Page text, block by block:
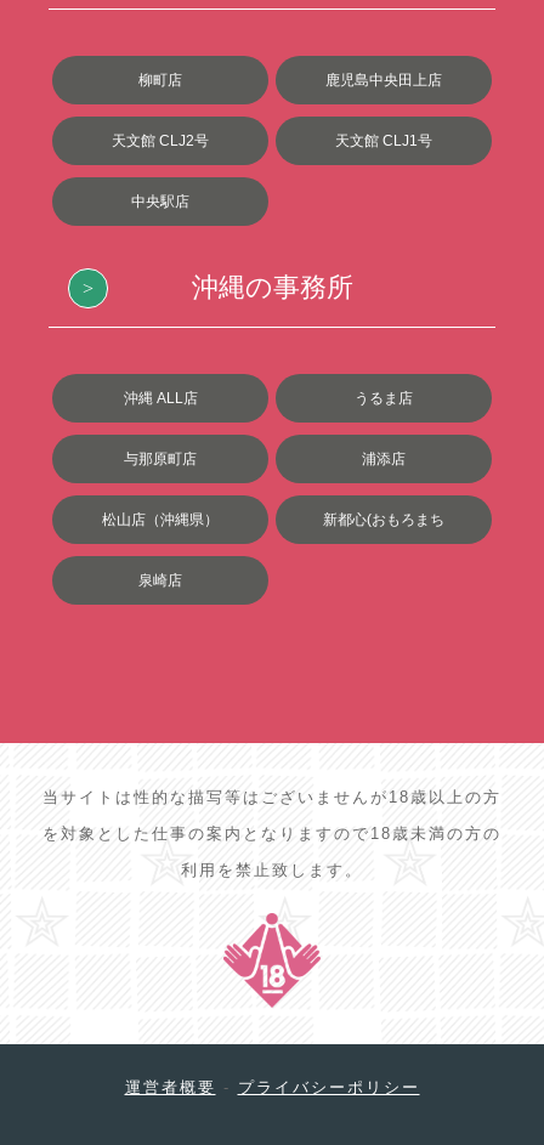
柳町店 鹿児島中央田上店
天文館 CLJ2号 天文館 CLJ1号
中央駅店
沖縄の事務所
沖縄 ALL店 うるま店
与那原町店 浦添店
松山店（沖縄県） 新都心(おもろまち
泉崎店
当サイトは性的な描写等はございませんが18歳以上の方
を対象とした仕事の案内となりますので18歳未満の方の
利用を禁止致します。
運営者概要 - プライバシーポリシー